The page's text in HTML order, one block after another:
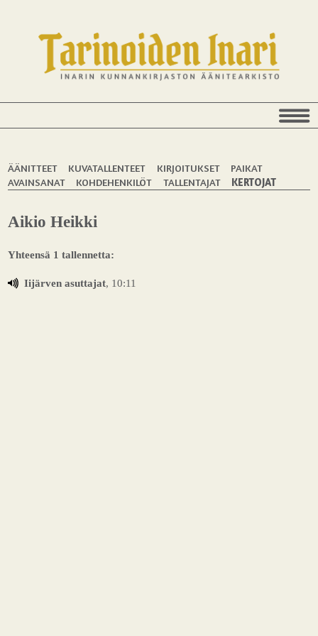
ÄÄNITTEET KUVATALLENTEET KIRJOITUKSET
PAIKAT
AVAINSANAT
KOHDEHENKILÖT TALLENTAJAT KERTOJAT
Aikio Heikki
Yhteensä 1 tallennetta:
Iijärven asuttajat, 10:11